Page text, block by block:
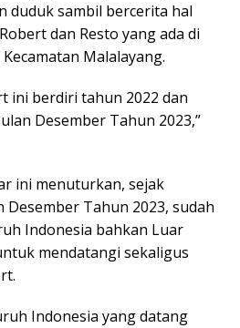
duduk sambil bercerita hal
dan Resto yang ada di
Malalayang.
ini berdiri tahun 2022 dan
Desember Tahun 2023,”
ini menuturkan, sejak
Tahun 2023, sudah
Indonesia bahkan Luar
mendatangi sekaligus
Indonesia yang datang